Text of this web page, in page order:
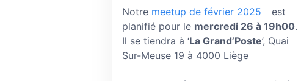
Notre meetup de février 2025
est
planifié pour le mercredi 26 à 19h00.
Il se tiendra à ‘La Grand’Poste’, Quai
Sur-Meuse 19 à 4000 Liège